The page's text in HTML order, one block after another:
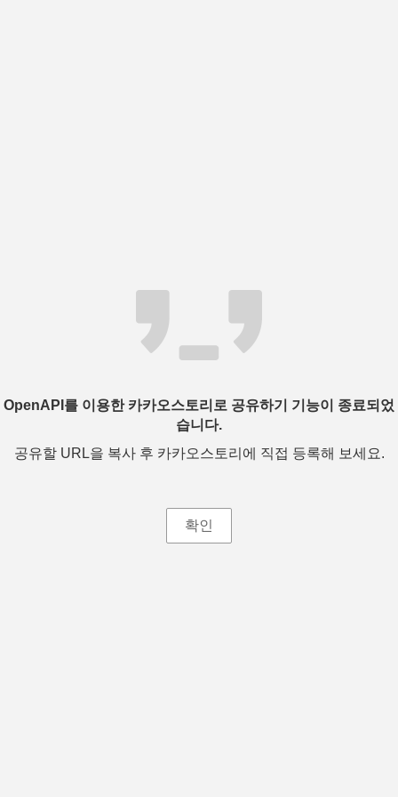
OpenAPI를 이용한 카카오스토리로 공유하기 기능이 종료되었
습니다.
공유할 URL을 복사 후 카카오스토리에 직접 등록해 보세요.
확인